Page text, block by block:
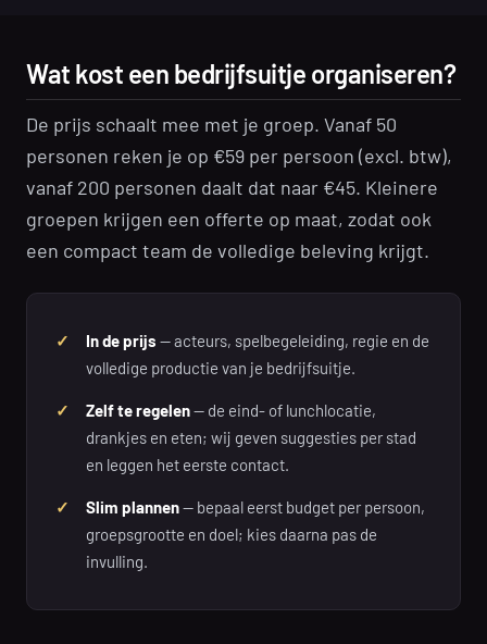
Wat kost een bedrijfsuitje organiseren?
De prijs schaalt mee met je groep. Vanaf 50
personen reken je op €59 per persoon (excl. btw),
vanaf 200 personen daalt dat naar €45. Kleinere
groepen krijgen een offerte op maat, zodat ook
een compact team de volledige beleving krijgt.
In de prijs — acteurs, spelbegeleiding, regie en de
volledige productie van je bedrijfsuitje.
Zelf te regelen— de eind- of lunchlocatie,
drankjes en eten; wij geven suggesties per stad
en leggen het eerste contact.
Slim plannen— bepaal eerst budget per persoon,
groepsgrootte en doel; kies daarna pas de
invulling.